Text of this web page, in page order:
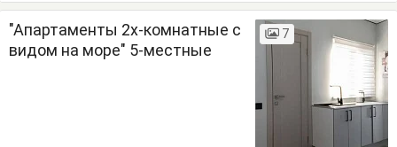
"Апартаменты 2х-комнатные с
видом на море" 5-местные
7